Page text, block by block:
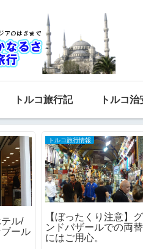
トルコ旅行記 トルコ
トルコ旅行情報
まるでＳＦの世界。イ
タンブール超近代的
モスク（マルマラ大
学部モスク）